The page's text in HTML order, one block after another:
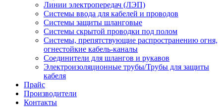
Линии электропередач (ЛЭП)
Системы ввода для кабелей и проводов
Системы защиты шланговые
Системы скрытой проводки под полом
Системы, препятствующие распространению огня,
огнестойкие кабель-каналы
Соединители для шлангов и рукавов
Электроизоляционные трубы/Трубы для защиты
кабеля
Прайс
Производители
Контакты